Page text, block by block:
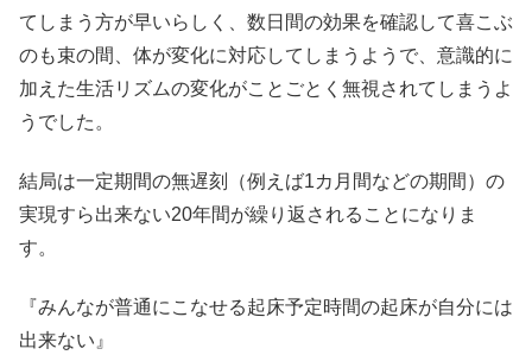
てしまう方が早いらしく、数日間の効果を確認して喜こぶ
のも束の間、体が変化に対応してしまうようで、意識的に
加えた生活リズムの変化がことごとく無視されてしまうよ
うでした。
結局は一定期間の無遅刻（例えば1カ月間などの期間）の
実現すら出来ない20年間が繰り返されることになりま
す。
『みんなが普通にこなせる起床予定時間の起床が自分には
出来ない』